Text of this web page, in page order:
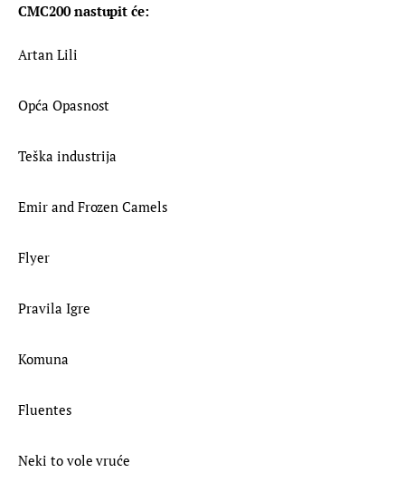
CMC200 nastupit će:
Artan Lili
Opća Opasnost
Teška industrija
Emir and Frozen Camels
Flyer
Pravila Igre
Komuna
Fluentes
Neki to vole vruće